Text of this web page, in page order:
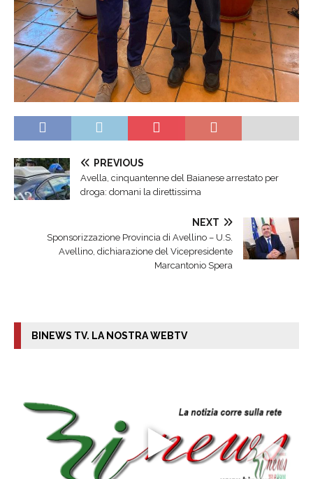
PREVIOUS
Avella, cinquantenne del Baianese arrestato per
droga: domani la direttissima
NEXT
Sponsorizzazione Provincia di Avellino – U.S.
Avellino, dichiarazione del Vicepresidente
Marcantonio Spera
BINEWS TV. LA NOSTRA WEBTV